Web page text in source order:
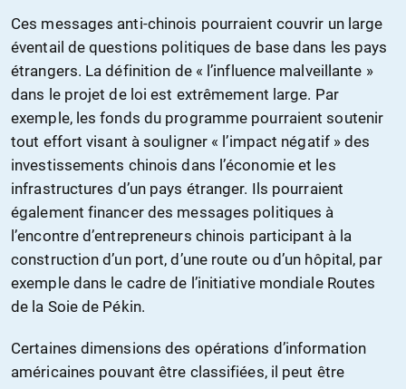
Ces messages anti-chinois pourraient couvrir un large
éventail de questions politiques de base dans les pays
étrangers. La définition de « l’influence malveillante »
dans le projet de loi est extrêmement large. Par
exemple, les fonds du programme pourraient soutenir
tout effort visant à souligner « l’impact négatif » des
investissements chinois dans l’économie et les
infrastructures d’un pays étranger. Ils pourraient
également financer des messages politiques à
l’encontre d’entrepreneurs chinois participant à la
construction d’un port, d’une route ou d’un hôpital, par
exemple dans le cadre de l’initiative mondiale Routes
de la Soie de Pékin.
Certaines dimensions des opérations d’information
américaines pouvant être classifiées, il peut être